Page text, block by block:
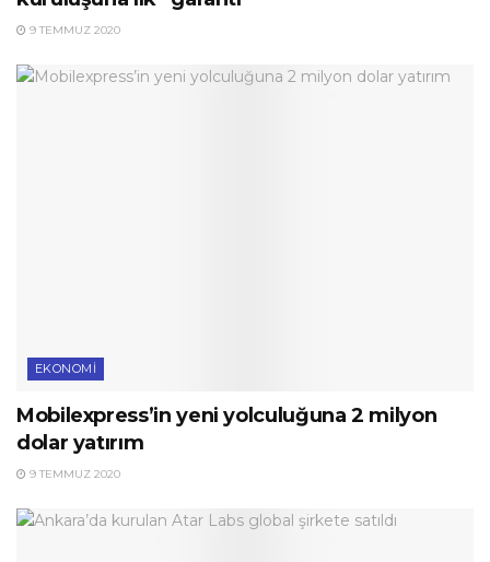
9 TEMMUZ 2020
EKONOMI
Mobilexpress’in yeni yolculuğuna 2 milyon
dolar yatırım
9 TEMMUZ 2020